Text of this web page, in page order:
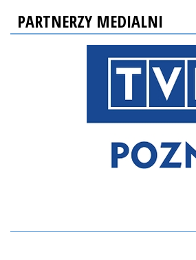
PARTNERZY MEDIALNI